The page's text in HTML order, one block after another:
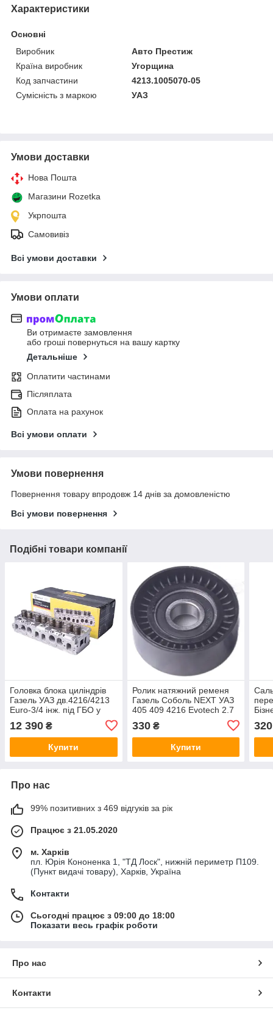
Характеристики
Основні
Виробник
Авто Престиж
Країна виробник
Угорщина
Код запчастини
4213.1005070-05
Сумісність з маркою
УАЗ
Умови доставки
Нова Пошта
Магазини Rozetka
Укрпошта
Самовивіз
Всі умови доставки
Умови оплати
Ви отримаєте замовлення
або гроші повернуться на вашу картку
Детальніше
Оплатити частинами
Післяплата
Оплата на рахунок
Всі умови оплати
Умови повернення
Повернення товару впродовж 14 днів за домовленістю
Всі умови повернення
Подібні товари компанії
Головка блока циліндрів
Газель УАЗ дв.4216/4213
Euro-3/4 інж. під ГБО у
зборі з клапанами КАМАХ
4216.1003001-20
12 390 ₴
Купити
Ролик натяжний ременя
Газель Соболь NEXT УАЗ
405 409 4216 Evotech 2.7
40624.1029010
330₴
Купити
320
Про нас
99% позитивних з 469 відгуків за рік
Працює з 21.05.2020
м. Харків
пл. Юрія Кононенка 1, "ТД Лоск", нижній периметр П109.
(Пункт видачі товару), Харків, Україна
Контакти
Сьогодні працює з 09:00 до 18:00
Показати весь графік роботи
Про нас
Контакти